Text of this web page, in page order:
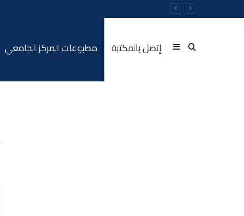
مطبوعات المركز الجامعي إتصل بالمكتبة Rechercher
Sidebar